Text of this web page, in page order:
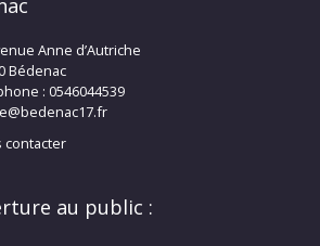
Anne d’Autriche
Bédenac
: 0546044539
contacter
au public :